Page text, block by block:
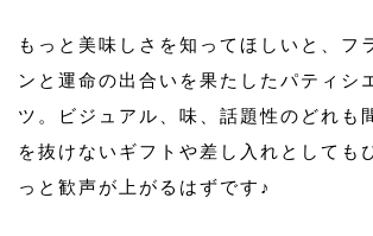
もっと美味しさを知ってほしいと、フ
ンと運命の出合いを果たしたパティシ
ツ。ビジュアル、味、話題性のどれも
を抜けないギフトや差し入れとしても
っと歓声が上がるはずです♪